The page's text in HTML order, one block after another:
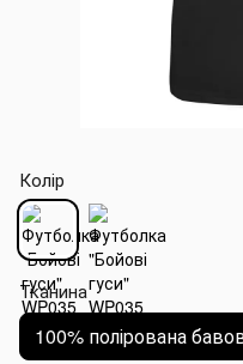
Колір
Тканина
100% полірована